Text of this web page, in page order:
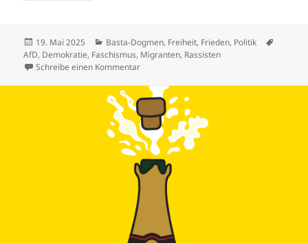
Veröffentlicht
am
19. Mai 2025 Kategorien
Basta-Dogmen, Freiheit, Frieden, Politik
AfD, Demokratie, Faschismus, Migranten, Rassisten
Schreibe einen Kommentarzu AfD verbieten? Ein inneres